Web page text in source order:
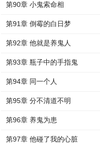
第90章 小鬼索命相
第91章 倒霉的白日梦
第92章 他就是养鬼人
第93章 瓶子中的手指鬼
第94章 同一个人
第95章 分不清道不明
第96章 养鬼为患
第97章 他碰了我的心脏